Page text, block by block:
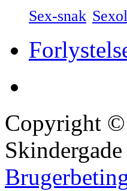
Sex-snak
Copyright ©